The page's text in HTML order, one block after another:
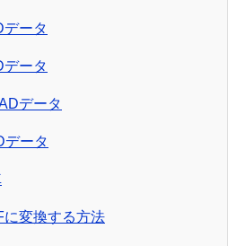
ータ
ータ
データ
データ
変換する方法